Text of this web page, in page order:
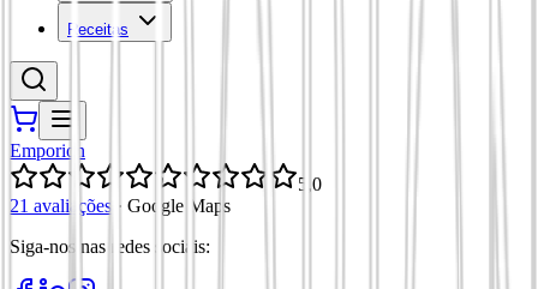
Receitas
Emporion
5,0
21 avaliações · Google Maps
Siga-nos nas redes sociais: